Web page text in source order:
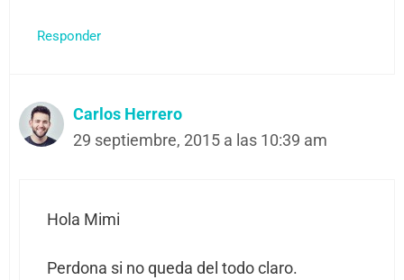
Responder
Carlos Herrero
29 septiembre, 2015 a las 10:39 am
Hola Mimi
Perdona si no queda del todo claro.